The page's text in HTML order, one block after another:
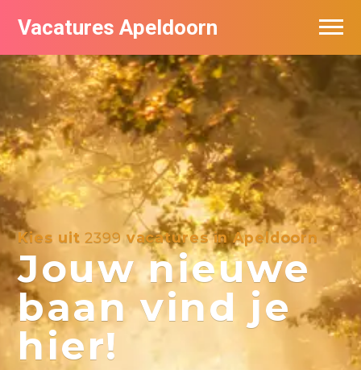
Vacatures Apeldoorn
Kies uit2399vacatures in Apeldoorn
Jouw nieuwe
baan vind je
hier!
Vacatures per bedrijf
De populairste vacatures in Apeldoorn
Nieuwsbrief feed